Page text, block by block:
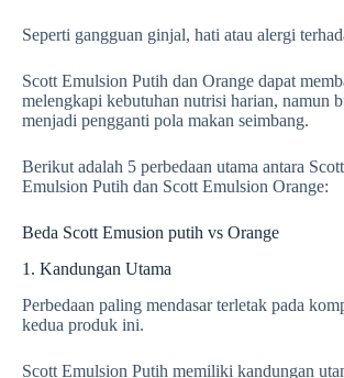
Seperti gangguan ginjal, hati atau alergi
Scott Emulsion Putih dan Orange dapat
melengkapi kebutuhan nutrisi harian, namun
menjadi pengganti pola makan seimbang.
Berikut adalah 5 perbedaan utama antara Scott
Emulsion Putih dan Scott Emulsion Orange:
Beda Scott Emusion putih vs Orange
1. Kandungan Utama
Perbedaan paling mendasar terletak pada
kedua produk ini.
Scott Emulsion Putih memiliki kandungan